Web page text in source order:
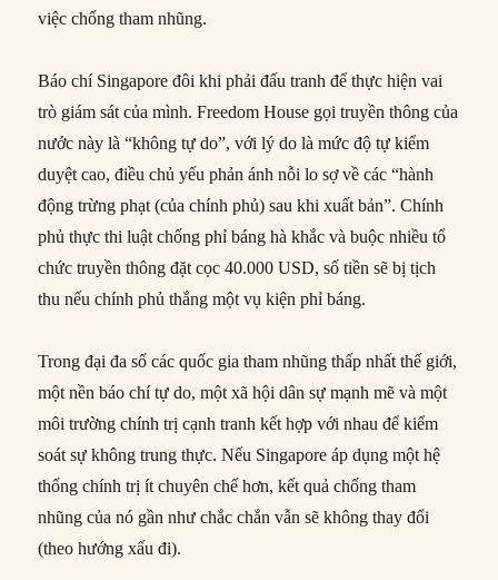
việc chống tham nhũng.
Báo chí Singapore đôi khi phải đấu tranh để thực hiện vai
trò giám sát của mình. Freedom House gọi truyền thông của
nước này là “không tự do”, với lý do là mức độ tự kiểm
duyệt cao, điều chủ yếu phản ánh nỗi lo sợ về các “hành
động trừng phạt (của chính phủ) sau khi xuất bản”. Chính
phủ thực thi luật chống phỉ báng hà khắc và buộc nhiều tổ
chức truyền thông đặt cọc 40.000 USD, số tiền sẽ bị tịch
thu nếu chính phủ thắng một vụ kiện phỉ báng.
Trong đại đa số các quốc gia tham nhũng thấp nhất thế giới,
một nền báo chí tự do, một xã hội dân sự mạnh mẽ và một
môi trường chính trị cạnh tranh kết hợp với nhau để kiểm
soát sự không trung thực. Nếu Singapore áp dụng một hệ
thống chính trị ít chuyên chế hơn, kết quả chống tham
nhũng của nó gần như chắc chắn vẫn sẽ không thay đổi
(theo hướng xấu đi).